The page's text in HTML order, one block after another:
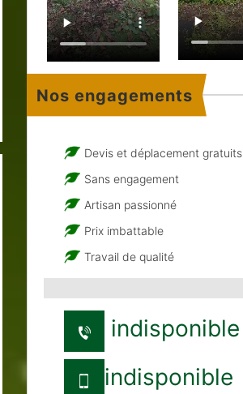
Nos engagements
Devis et déplacement gratuits
Sans engagement
Artisan passionné
Prix imbattable
Travail de qualité
indisponible
indisponible